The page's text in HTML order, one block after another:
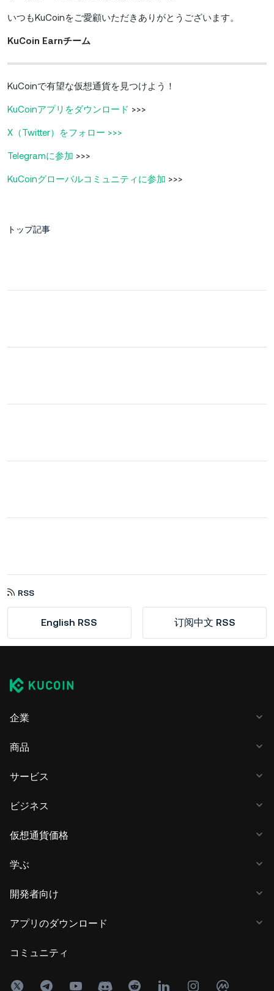
いつもKuCoinをご愛顧いただきありがとうございます。
KuCoin Earnチーム
KuCoinで有望な仮想通貨を見つけよう！
KuCoinアプリをダウンロード >>>
X（Twitter）をフォロー >>>
Telegramに参加 >>>
KuCoinグローバルコミュニティに参加 >>>
トップ記事
RSS
English RSS 订阅中文 RSS
企業
商品
サービス
ビジネス
仮想通貨価格
学ぶ
開発者向け
アプリのダウンロード
コミュニティ